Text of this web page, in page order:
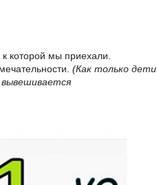
которой мы приехали.
(Как только дети
вывешивается